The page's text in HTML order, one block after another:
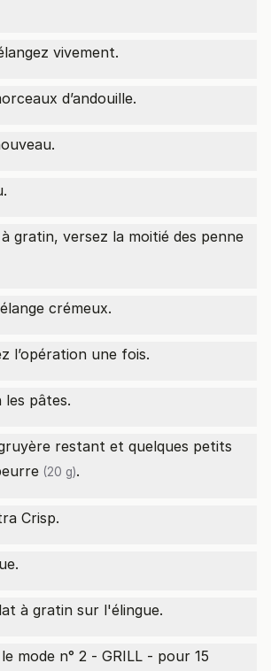
vivement.
d’andouille.
gratin, versez la moitié des penne
crémeux.
l’opération une fois.
les pâtes.
restant et quelques petits
(20 g).
Crisp.
à gratin sur l'élingue.
mode n° 2 - GRILL - pour 15